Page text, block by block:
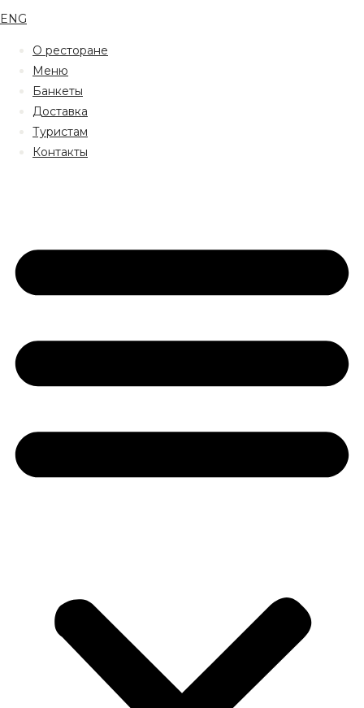
ENG
О ресторане
Меню
Банкеты
Доставка
Туристам
Контакты